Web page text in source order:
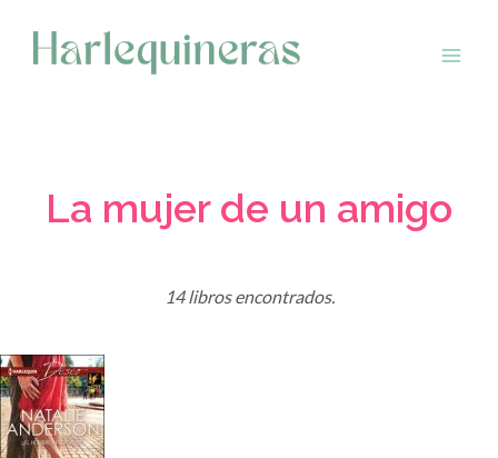
contenido
La mujer de un amigo
14 libros encontrados.